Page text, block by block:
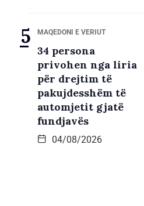
MAQEDONI E VERIUT
34 persona
privohen nga liria
për drejtim të
pakujdesshëm të
automjetit gjatë
fundjavës
04/08/2026